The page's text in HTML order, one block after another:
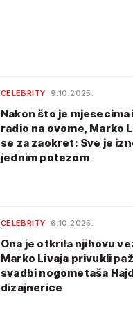
CELEBRITY 9.10.2025.
Nakon što je
radio na ovome, Marko
se za zaokret: Sve je
jednim potezom
CELEBRITY 6.10.2025.
Ona je otkrila njihovu
Marko Livaja privukli
svadbi nogometaša
dizajnerice